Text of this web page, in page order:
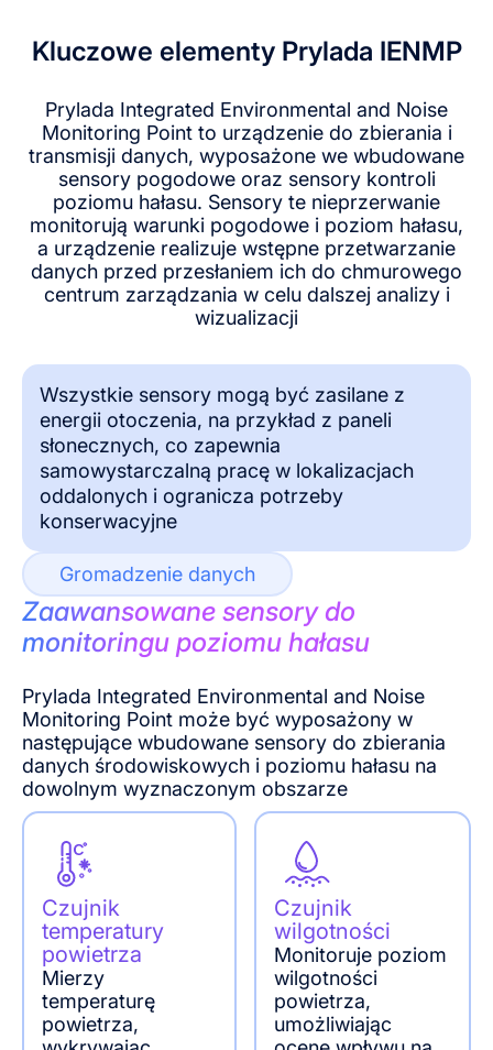
Kluczowe elementy Prylada IENMP
Prylada Integrated Environmental and Noise
Monitoring Point to urządzenie do zbierania i
transmisji danych, wyposażone we wbudowane
sensory pogodowe oraz sensory kontroli
poziomu hałasu. Sensory te nieprzerwanie
monitorują warunki pogodowe i poziom hałasu,
a urządzenie realizuje wstępne przetwarzanie
danych przed przesłaniem ich do chmurowego
centrum zarządzania w celu dalszej analizy i
wizualizacji
Wszystkie sensory mogą być zasilane z
energii otoczenia, na przykład z paneli
słonecznych, co zapewnia
samowystarczalną pracę w lokalizacjach
oddalonych i ogranicza potrzeby
konserwacyjne
Gromadzenie danych
Zaawansowane sensory do
monitoringu poziomu hałasu
Prylada Integrated Environmental and Noise
Monitoring Point może być wyposażony w
następujące wbudowane sensory do zbierania
danych środowiskowych i poziomu hałasu na
dowolnym wyznaczonym obszarze
Czujnik
temperatury
powietrza
Mierzy
temperaturę
powietrza,
Czujnik
wilgotności
Monitoruje poziom
wilgotności
powietrza,
umożliwiając